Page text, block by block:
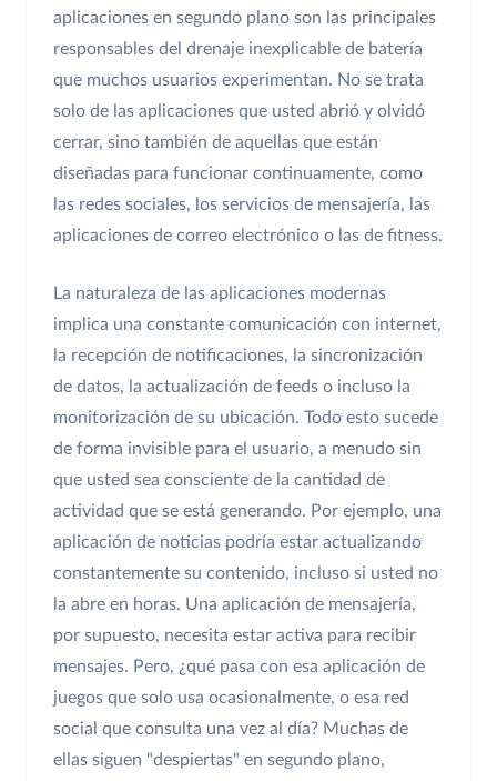
aplicaciones en segundo plano son las principales
responsables del drenaje inexplicable de batería
que muchos usuarios experimentan. No se trata
solo de las aplicaciones que usted abrió y olvidó
cerrar, sino también de aquellas que están
diseñadas para funcionar continuamente, como
las redes sociales, los servicios de mensajería, las
aplicaciones de correo electrónico o las de fitness.
La naturaleza de las aplicaciones modernas
implica una constante comunicación con internet,
la recepción de notificaciones, la sincronización
de datos, la actualización de feeds o incluso la
monitorización de su ubicación. Todo esto sucede
de forma invisible para el usuario, a menudo sin
que usted sea consciente de la cantidad de
actividad que se está generando. Por ejemplo, una
aplicación de noticias podría estar actualizando
constantemente su contenido, incluso si usted no
la abre en horas. Una aplicación de mensajería,
por supuesto, necesita estar activa para recibir
mensajes. Pero, ¿qué pasa con esa aplicación de
juegos que solo usa ocasionalmente, o esa red
social que consulta una vez al día? Muchas de
ellas siguen "despiertas" en segundo plano,